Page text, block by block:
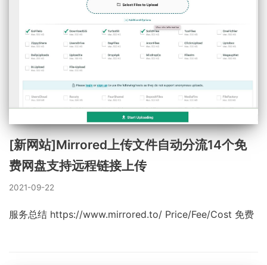
[新网站]Mirrored上传文件自动分流14个免
费网盘支持远程链接上传
2021-09-22
服务总结 https://www.mirrored.to/ Price/Fee/Cost 免费